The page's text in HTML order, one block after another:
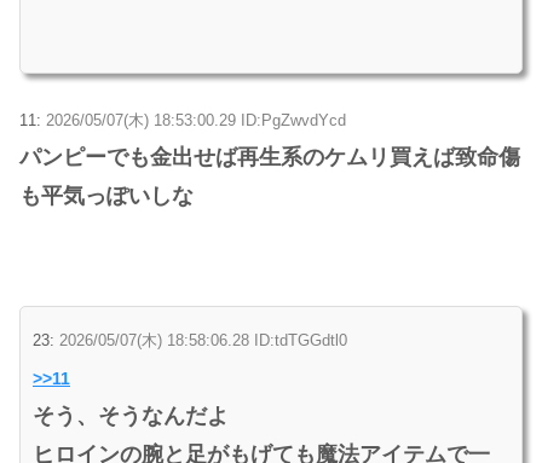
11: 2026/05/07(木) 18:53:00.29 ID:PgZwvdYcd
パンピーでも金出せば再生系のケムリ買えば致命傷
も平気っぽいしな
23: 2026/05/07(木) 18:58:06.28 ID:tdTGGdtl0
>>11
そう、そうなんだよ
ヒロインの腕と足がもげても魔法アイテムで一